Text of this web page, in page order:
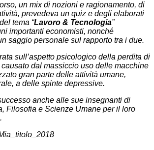
un mix di nozioni e ragionamento, di
prevedeva un quiz e degli elaborati
tema “Lavoro & Tecnologia”
importanti economisti, nonché
saggio personale sul rapporto tra i due.
sull’aspetto psicologico della perdita di
causato dal massiccio uso delle macchine
gran parte delle attività umane,
a delle spinte depressive.
anche alle sue insegnanti di
Filosofia e Scienze Umane per il loro